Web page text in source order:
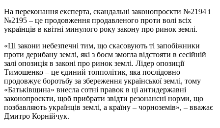
На переконання експерта, скандальні законопроєкти №2194 і
№2195 – це продовження продавленого проти волі всіх
українців в квітні минулого року закону про ринок землі.
«Ці закони небезпечні тим, що скасовують ті запобіжники
проти дерибану землі, які з боєм змогла відстояти в сесійній
залі опозиція в законі про ринок землі. Лідер опозиції
Тимошенко – це єдиний топполітик, яка послідовно
продовжує боротьбу за збереження української землі, тому
«Батьківщина» внесла сотні правок в ці антидержавні
законопроєкти, щоб прибрати звідти резонансні норми, що
позбавляють українців землі, а країну – чорноземів», – вважає
Дмитро Корнійчук.